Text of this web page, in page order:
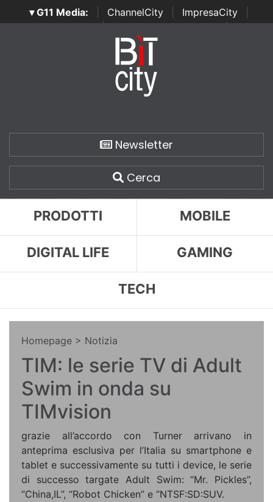
▾ G11 Media: ChannelCity ImpresaCity
SecurityOpenLab | Italian Channel Awards | Italian
Italian Security Awards
Newsletter
Cerca
PRODOTTI MOBILE
DIGITAL LIFE GAMING
TECH
Homepage > Notizia
TIM: le serie TV di Adult
Swim in onda su
TIMvision
grazie all’accordo con Turner arrivano in
anteprima esclusiva per l’Italia su smartphone e
tablet e successivamente su tutti i device, le serie
di successo targate Adult Swim: “Mr. Pickles”,
“China,IL”, “Robot Chicken” e “NTSF:SD:SUV.